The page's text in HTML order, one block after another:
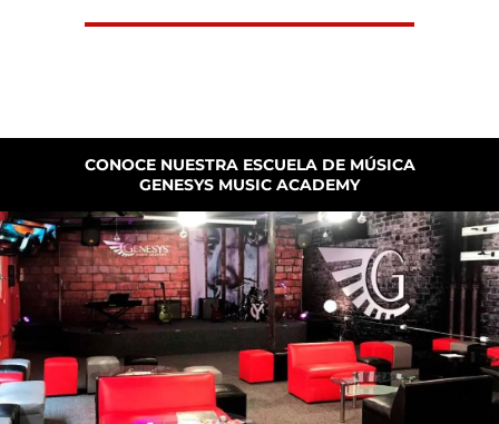
CONOCE NUESTRA ESCUELA DE MÚSICA
GENESYS MUSIC ACADEMY